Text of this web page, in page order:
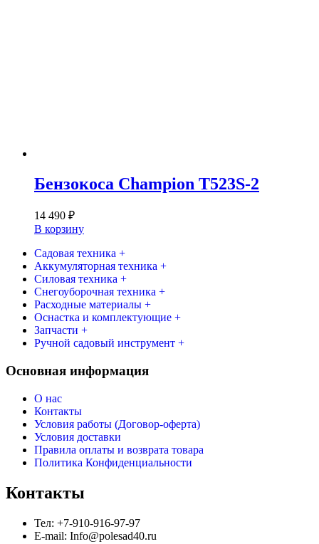
Бензокоса Champion T523S-2
14 490 ₽
В корзину
Садовая техника +
Аккумуляторная техника +
Силовая техника +
Снегоуборочная техника +
Расходные материалы +
Оснастка и комплектующие +
Запчасти +
Ручной садовый инструмент +
Основная информация
О нас
Контакты
Условия работы (Договор-оферта)
Условия доставки
Правила оплаты и возврата товара
Политика Конфиденциальности
Контакты
Тел: +7-910-916-97-97
E-mail: Info@polesad40.ru